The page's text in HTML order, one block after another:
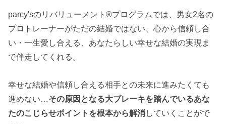
parcy'sのリバリューメント®︎プログラムでは、男女2名の
プロトレーナーがただの結婚ではない、心から信頼し合
い・一生愛し合える、あなたらしい幸せな結婚の実現ま
で伴走してくれる。
幸せな結婚や信頼し合える相手との未来に進みたくても
進めない…その原因となる大ブレーキを踏んでいるあな
たのこじらせポイントを根本から解消していくことがで